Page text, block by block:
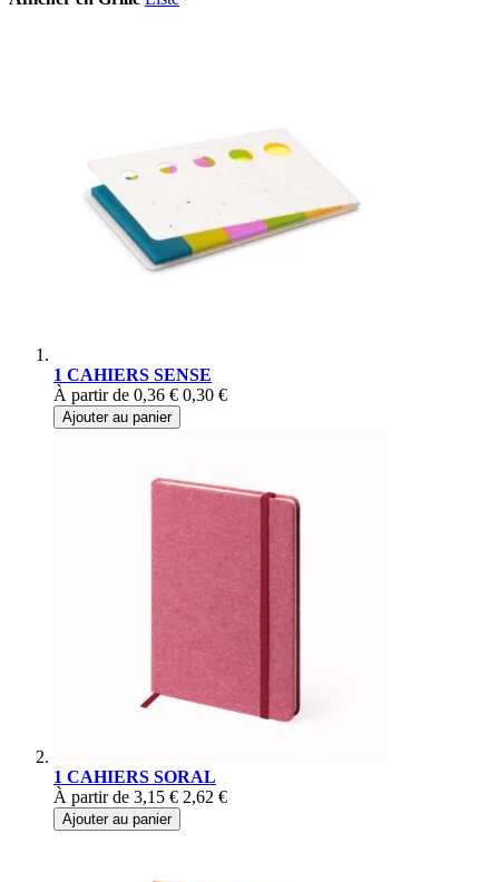
1 CAHIERS SENSE
À partir de 0,36 € 0,30 €
Ajouter au panier
1 CAHIERS SORAL
À partir de 3,15 € 2,62 €
Ajouter au panier